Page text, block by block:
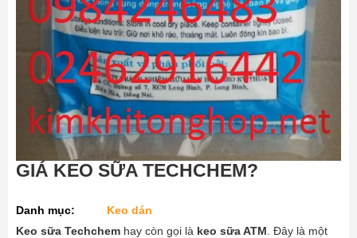
GIÁ KEO SỮA TECHCHEM?
Danh mục:
Keo dán
Keo sữa Techchem hay còn gọi là keo sữa ATM . Đây là một